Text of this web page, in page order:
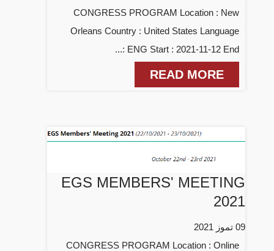
CONGRESS PROGRAM Location : New
Orleans Country : United States Language
: ENG Start : 2021-11-12 End...
READ MORE
EGS MEMBERS' MEETING
2021
09 تموز 2021
CONGRESS PROGRAM Location : Online